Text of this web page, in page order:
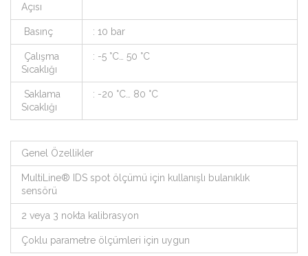
Açısı
Basınç : 10 bar
Çalışma
Sıcaklığı
: -5 °C… 50 °C
Saklama
Sıcaklığı
: -20 °C… 80 °C
Genel Özellikler
MultiLine® IDS spot ölçümü için kullanışlı bulanıklık
sensörü
2 veya 3 nokta kalibrasyon
Çoklu parametre ölçümleri için uygun